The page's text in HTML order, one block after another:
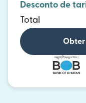
Desconto de
Total
Obter